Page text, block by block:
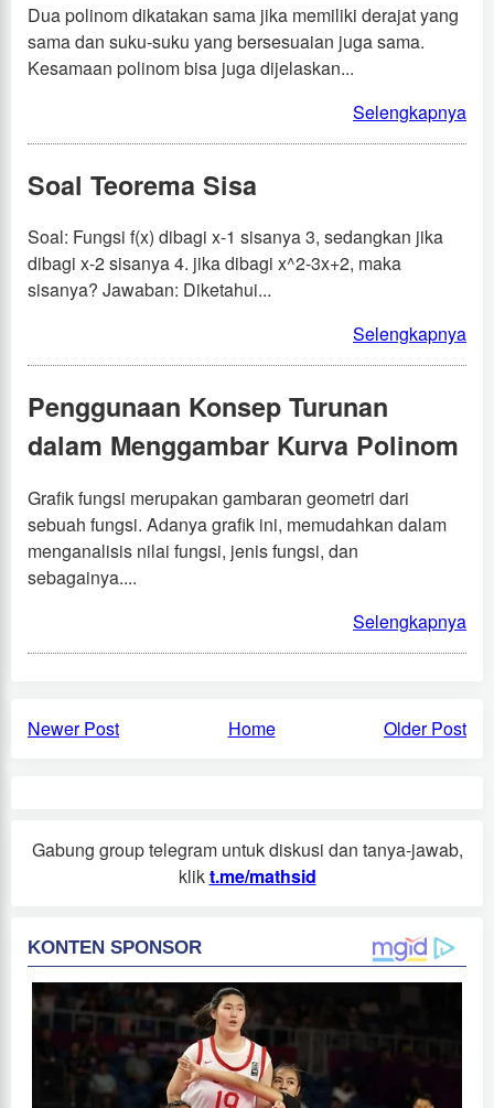
Dua polinom dikatakan sama jika memiliki derajat yang
sama dan suku-suku yang bersesuaian juga sama.
Kesamaan polinom bisa juga dijelaskan...
Selengkapnya
Soal Teorema Sisa
Soal: Fungsi f(x) dibagi x-1 sisanya 3, sedangkan jika
dibagi x-2 sisanya 4. jika dibagi x^2-3x+2, maka
sisanya? Jawaban: Diketahui...
Selengkapnya
Penggunaan Konsep Turunan
dalam Menggambar Kurva Polinom
Grafik fungsi merupakan gambaran geometri dari
sebuah fungsi. Adanya grafik ini, memudahkan dalam
menganalisis nilai fungsi, jenis fungsi, dan
sebagainya....
Selengkapnya
Newer Post Older Post
Home
Gabung group telegram untuk diskusi dan tanya-jawab,
klikt.me/mathsid